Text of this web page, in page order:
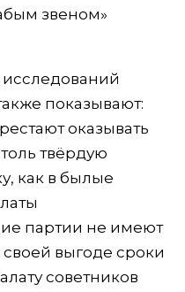
звеном»
исследований
показывают:
оказывать
твёрдую
как в былые
партии не имеют
выгоде сроки
советников